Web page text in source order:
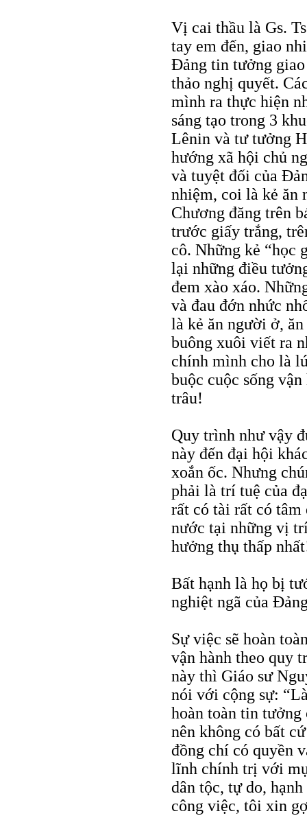
Vị cai thầu là Gs.
tay em đến, giao
Đảng tin tưởng
thảo nghị quyết.
mình ra thực hiện
sáng tạo trong 3
Lênin và tư tưởng
hướng xã hội chủ
và tuyệt đối của
nhiệm, coi là kẻ ăn
Chương đăng trên
trước giấy trắng,
cô. Những kẻ “học
lại những điều
đem xào xáo.
và đau đớn nhức
là kẻ ăn người ở,
buông xuôi viết ra
chính mình cho là
buộc cuộc sống
trâu!
Quy trình như vậy
này đến đại hội
xoắn ốc. Nhưng
phải là trí tuệ của
rất có tài rất có tâm
nước tại những vị
hưởng thụ thấp
Bất hạnh là họ bị
nghiệt ngã của
Sự việc sẽ hoàn
vận hành theo quy
này thì Giáo sư
nói với cộng sự:
hoàn toàn tin tưởng
nên không có bất
đồng chí có quyền
lĩnh chính trị với
dân tộc, tự do,
công việc, tôi xin